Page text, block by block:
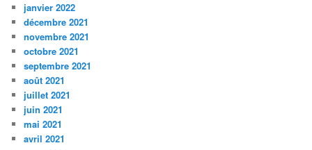
janvier 2022
décembre 2021
novembre 2021
octobre 2021
septembre 2021
août 2021
juillet 2021
juin 2021
mai 2021
avril 2021